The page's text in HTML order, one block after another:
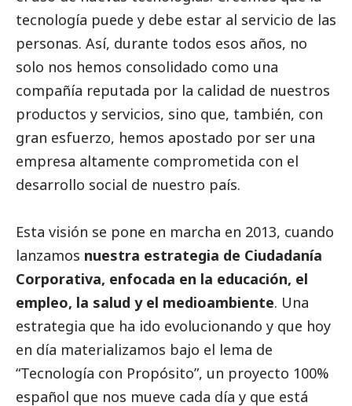
tecnología puede y debe estar al servicio de las
personas. Así, durante todos esos años, no
solo nos hemos consolidado como una
compañía reputada por la calidad de nuestros
productos y servicios, sino que, también, con
gran esfuerzo, hemos apostado por ser una
empresa altamente comprometida con el
desarrollo social de nuestro país.
Esta visión se pone en marcha en 2013, cuando
lanzamos nuestra estrategia de Ciudadanía
Corporativa, enfocada en la educación, el
empleo, la salud y el medioambiente. Una
estrategia que ha ido evolucionando y que hoy
en día materializamos bajo el lema de
“Tecnología con Propósito”, un proyecto 100%
español que nos mueve cada día y que está